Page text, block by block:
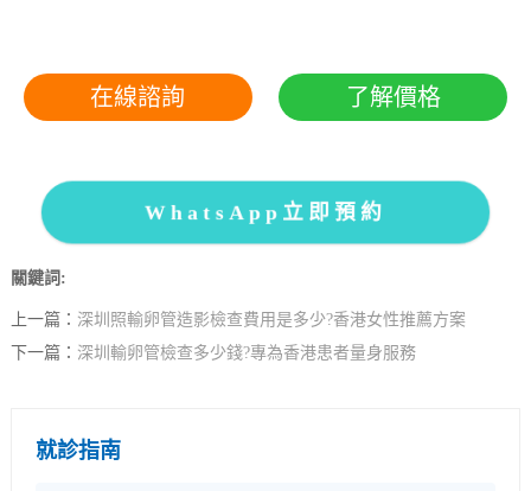
在線諮詢 了解價格
WhatsApp立即預約
關鍵詞:
上一篇： 深圳照輸卵管造影檢查費用是多少?香港女性推薦方案
下一篇： 深圳輸卵管檢查多少錢?專為香港患者量身服務
就診指南